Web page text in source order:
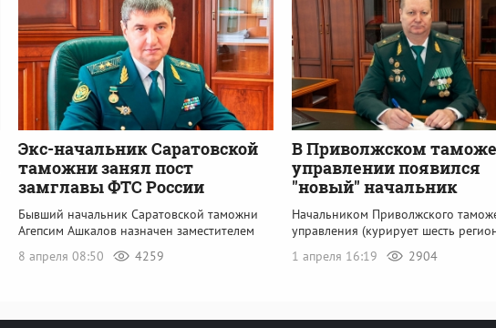
Экс-начальник Саратовской
таможни занял пост
замглавы ФТС России
Бывший начальник Саратовской таможни
Агепсим Ашкалов назначен заместителем
8 апреля 08:50
4259
В Приволжском
управлении появился
"новый" начальник
Начальником Приволжского
управления (курирует шесть
1 апреля 16:19
2904